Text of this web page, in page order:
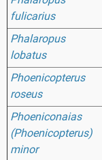
fulicarius
Phalaropus
lobatus
Phoenicopterus
roseus
Phoeniconaias
(Phoenicopterus)
minor